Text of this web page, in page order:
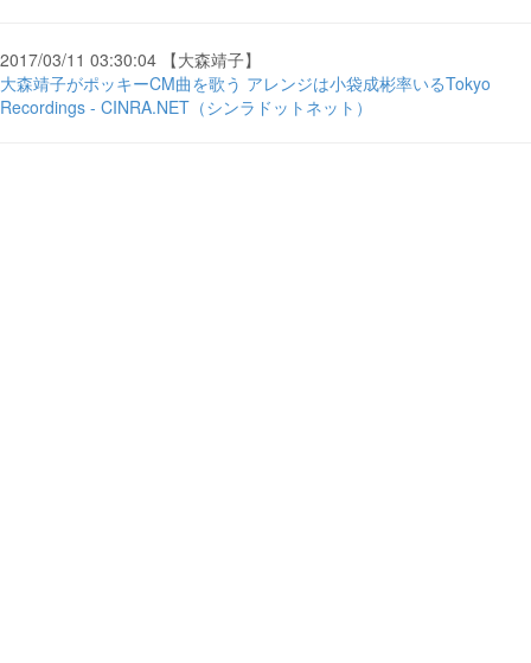
2017/03/11 03:30:04 【大森靖子】
大森靖子がポッキーCM曲を歌う アレンジは小袋成彬率いるTokyo
Recordings - CINRA.NET（シンラドットネット）